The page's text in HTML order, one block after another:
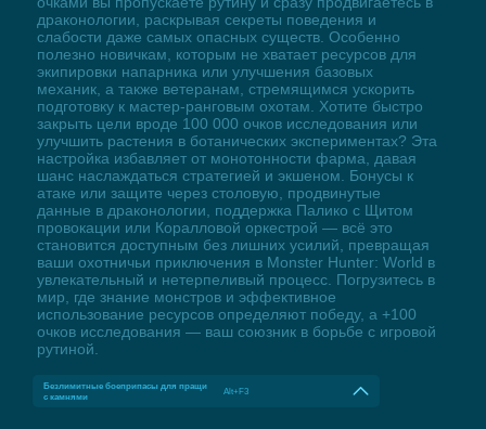
драконологии, раскрывая секреты поведения и
слабости даже самых опасных существ. Особенно
полезно новичкам, которым не хватает ресурсов для
экипировки напарника или улучшения базовых
механик, а также ветеранам, стремящимся ускорить
подготовку к мастер-ранговым охотам. Хотите быстро
закрыть цели вроде 100 000 очков исследования или
улучшить растения в ботанических экспериментах? Эта
настройка избавляет от монотонности фарма, давая
шанс наслаждаться стратегией и экшеном. Бонусы к
атаке или защите через столовую, продвинутые
данные в драконологии, поддержка Палико с Щитом
провокации или Коралловой оркестрой — всё это
становится доступным без лишних усилий, превращая
ваши охотничьи приключения в Monster Hunter: World в
увлекательный и нетерпеливый процесс. Погрузитесь в
мир, где знание монстров и эффективное
использование ресурсов определяют победу, а +100
очков исследования — ваш союзник в борьбе с игровой
рутиной.
Безлимитные боеприпасы для пращи
с камнями
Alt+F3